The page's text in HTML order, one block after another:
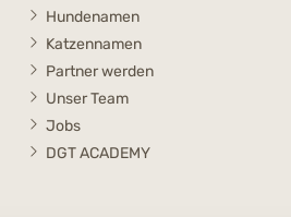
Hundenamen
Katzennamen
Partner werden
Unser Team
Jobs
DGT ACADEMY